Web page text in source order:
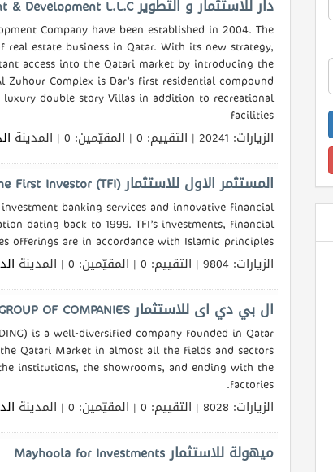
دار للاستثمار و التطوير DAR Investment & Development L.L.C
Company have been established in 2004. The
estate business in Qatar. With its new strategy,
access into the Qatari market by introducing the
Complex is Dar’s first residential compound
double story Villas in addition to recreational
facilities
الزيارات: 20241 | التقييم: 0 | المقيّمين: 0 | المدينة
المستثمر الاول للاستثمار The First Investor (TFI)
banking services and innovative financial
dating back to 1999. TFI’s investments, financial
offerings are in accordance with Islamic principles.
الزيارات: 9804 | التقييم: 0 | المقيّمين: 0 | المدينة
ال بي دي اى للاستثمار LBDI HOLDING GROUP OF COMPANIES
is a well-diversified company founded in Qatar
Qatari Market in almost all the fields and sectors
institutions, the showrooms, and ending with the
factories.
الزيارات: 8028 | التقييم: 0 | المقيّمين: 0 | المدينة
ميهولة للاستثمار Mayhoola for Investments